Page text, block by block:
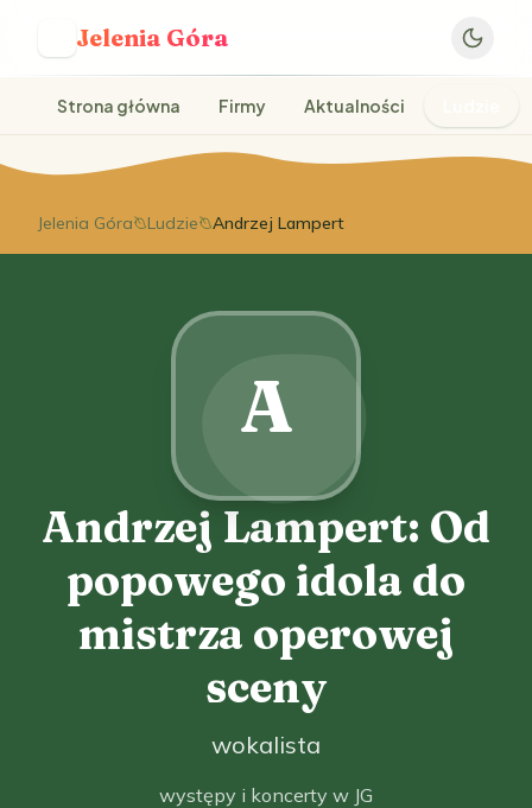
Jelenia Góra
Strona główna Firmy Aktualności
Jelenia Góra Ludzie Andrzej Lampert
A
Andrzej Lampert: Od
popowego idola do
mistrza operowej
sceny
wokalista
występy i koncerty w JG